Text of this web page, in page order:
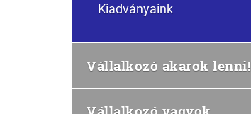
Kiadványaink
Vállalkozó akarok lenni!